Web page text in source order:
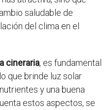
saludable de
del clima en el
cineraria, es fundamental
que brinde luz solar
y una buena
estos aspectos, se